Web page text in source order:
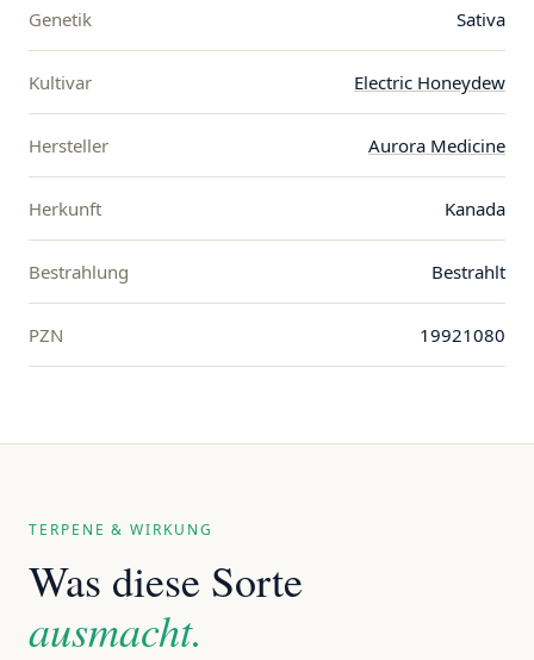
Genetik Sativa
Kultivar Electric Honeydew
Hersteller Aurora Medicine
Herkunft Kanada
Bestrahlung Bestrahlt
PZN 19921080
TERPENE & WIRKUNG
Was diese Sorte
ausmacht.